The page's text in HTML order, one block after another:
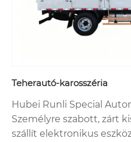
Teherautó-karosszéria
Hubei Runli Special
Személyre szabott, zárt
szállít elektronikus